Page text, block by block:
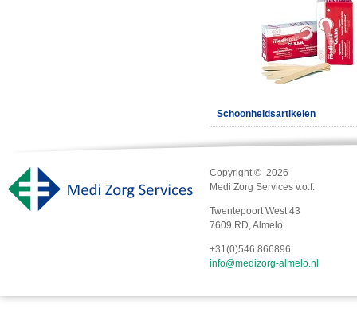
Schoonheidsartikelen
Copyright © 2026
Medi Zorg Services v.o.f.
Twentepoort West 43
7609 RD, Almelo
+31(0)546 866896
info@medizorg-almelo.nl